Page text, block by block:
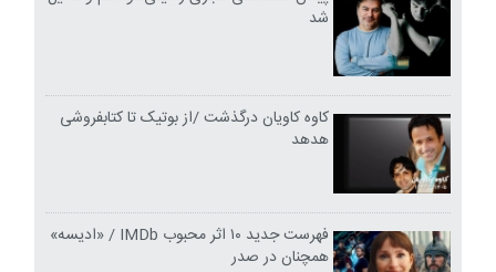
شد
کاوه کاویان درگذشت /از بوتیک تا کتابفروشی
هدهد
فهرست جدید ۱۰ اثر محبوب IMDb / «ادیسه»
همچنان در صدر